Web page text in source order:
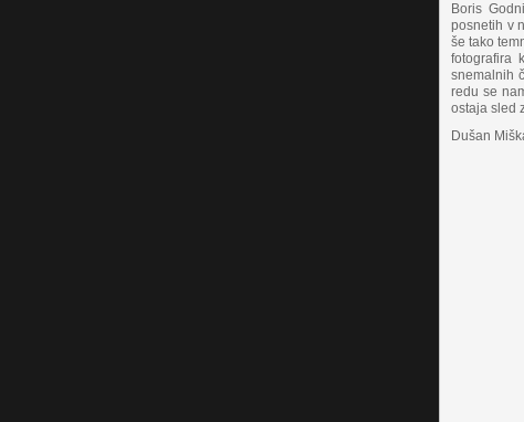
Boris
posnetih v
še tako
fotografira
snemalnih
redu se
ostaja sled
Dušan